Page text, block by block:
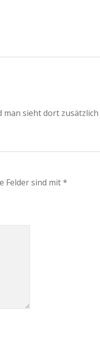
man sieht dort zusätzlich
Felder sind mit*